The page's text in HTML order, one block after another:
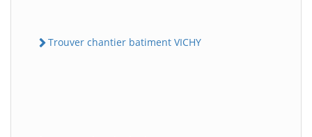
Trouver chantier batiment VICHY